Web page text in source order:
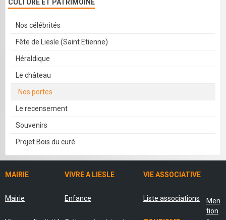
CULTURE ET PATRIMOINE
Nos célébrités
Fête de Liesle (Saint Etienne)
Héraldique
Le château
Nos portes
Le recensement
Souvenirs
Projet Bois du curé
MAIRIE VIVRE A LIESLE VIE ASSOCIATIVE
Mairie Enfance Liste associations
Men
tion